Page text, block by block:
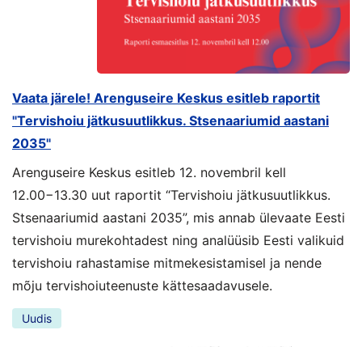
Vaata järele! Arenguseire Keskus esitleb raportit
"Tervishoiu jätkusuutlikkus. Stsenaariumid aastani
2035"
Arenguseire Keskus esitleb 12. novembril kell
12.00−13.30 uut raportit “Tervishoiu jätkusuutlikkus.
Stsenaariumid aastani 2035”, mis annab ülevaate Eesti
tervishoiu murekohtadest ning analüüsib Eesti valikuid
tervishoiu rahastamise mitmekesistamisel ja nende
mõju tervishoiuteenuste kättesaadavusele.
Uudis